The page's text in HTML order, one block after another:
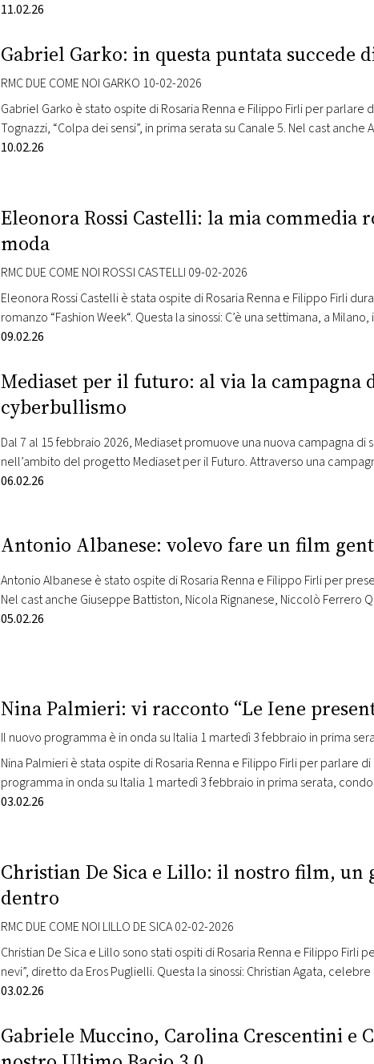
all’elettronica, dal reggae alle sonorità tipiche della canzone d’autore
11.02.26
Gabriel Garko: in questa puntata succede
RMC DUE COME NOI GARKO 10-02-2026
Gabriel Garko è stato ospite di Rosaria Renna e Filippo Firli per
Tognazzi, “Colpa dei sensi”, in prima serata su Canale 5. Nel cast
Francesco Venditti, Lina Sastri, Romano Reggiani, Nicole Delfino,
10.02.26
Eleonora Rossi Castelli: la mia commedia
moda
RMC DUE COME NOI ROSSI CASTELLI 09-02-2026
Eleonora Rossi Castelli è stata ospite di Rosaria Renna e Filippo Firli
romanzo “Fashion Week“. Questa la sinossi: C’è una settimana, a
sette giorni di follia pura in cui un outfit sbagliato può compromettere
09.02.26
Mediaset per il futuro: al via la campagna
cyberbullismo
Dal 7 al 15 febbraio 2026, Mediaset promuove una nuova campagna
nell’ambito del progetto Mediaset per il Futuro. Attraverso una
Gruppo, sulle piattaforme social, in radio, sui circuiti Digital Out of Home
06.02.26
Antonio Albanese: volevo fare un film
Antonio Albanese è stato ospite di Rosaria Renna e Filippo Firli per
Nel cast anche Giuseppe Battiston, Nicola Rignanese, Niccolò Ferrero
Gigi, attendono l’arrivo del giovane Toni per festeggiare la sua
05.02.26
Nina Palmieri: vi racconto “Le Iene
Il nuovo programma è in onda su Italia 1 martedì 3 febbraio in prima
Nina Palmieri è stata ospite di Rosaria Renna e Filippo Firli per parlare
programma in onda su Italia 1 martedì 3 febbraio in prima serata,
Rafanelli. Il nuovo spin-off ripercorre alcune delle principali storie di
03.02.26
Christian De Sica e Lillo: il nostro film, un
dentro
RMC DUE COME NOI LILLO DE SICA 02-02-2026
Christian De Sica e Lillo sono stati ospiti di Rosaria Renna e Filippo Firli
nevi”, diretto da Eros Puglielli. Questa la sinossi: Christian Agata,
talento investigativo infallibile, si ritrova suo malgrado coinvolto in un
03.02.26
Gabriele Muccino, Carolina Crescentini e